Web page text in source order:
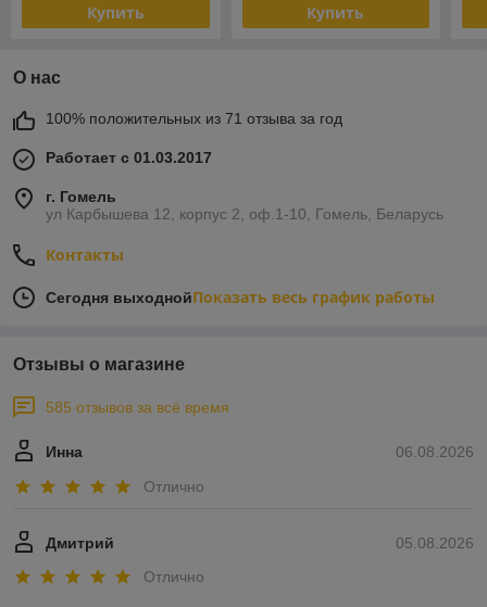
Купить Купить
О нас
100% положительных из 71 отзыва за год
Работает с 01.03.2017
г. Гомель
ул Карбышева 12, корпус 2, оф.1-10, Гомель, Беларусь
Контакты
Сегодня выходнойПоказать весь график работы
Отзывы о магазине
585 отзывов за всё время
06.08.2026
Инна
Отлично
05.08.2026
Дмитрий
Отлично